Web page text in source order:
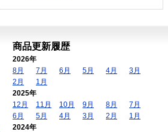
商品更新履歴
2026年
8月
7月 6月 5月 4月
3月
2月
1月
2025年
12月
11月 10月 9月 8月
7月
6月
5月 4月 3月 2月
1月
2024年